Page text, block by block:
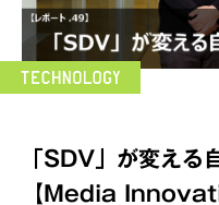
「SDV」が変える
【Media